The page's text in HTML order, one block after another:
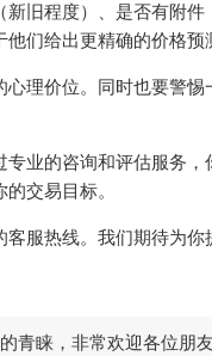
旧程度）、是否有附
们给出更精确的价格预
理价位。同时也要警惕
业的咨询和评估服务，
交易目标。
服热线。我们期待为你
青睐，非常欢迎各位朋